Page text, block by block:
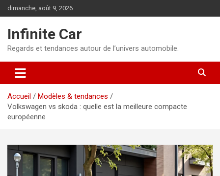
Aller
au
dimanche, août 9, 2026
Infinite Car
Regards et tendances autour de l’univers automobile.
Accueil
Modèles & tendances
Volkswagen vs skoda : quelle est la meilleure compacte
européenne